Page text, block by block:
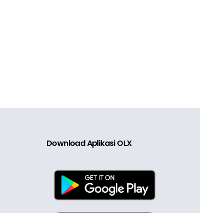
Download Aplikasi OLX